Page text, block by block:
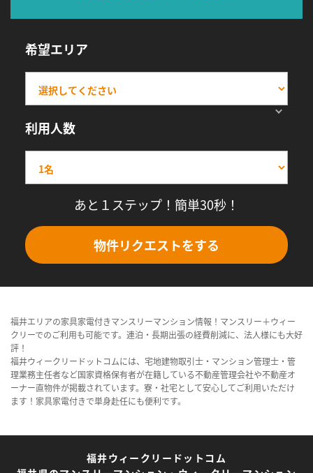
希望エリア
利用人数
あと１ステップ！簡単30秒！
物件リクエストをする
福井エリアの家具家電付きマンスリーマンション情報！マンスリー＋ウィー
クリーでのご利用も可能です。連泊・長期出張の経費削減に、法人様にも大好
評！
福井ウィークリードットコムには、宅地建物取引士・マンション管理士・管
理業務主任者など国家資格保有者が在籍している不動産管理会社や不動産オ
ーナー直物件が掲載されています。寮・社宅として安心してご利用いただけ
ます！家具家電付きで単身赴任にも便利です。
福井ウィークリードットコム